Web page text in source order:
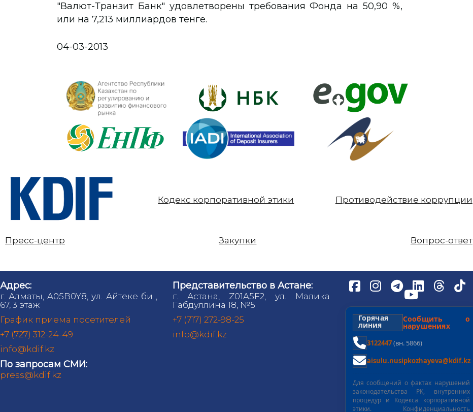
"Валют-Транзит Банк" удовлетворены требования Фонда на 50,90 %,
или на 7,213 миллиардов тенге.
04-03-2013
Кодекс корпоративной этики Противодействие коррупции
Пресс-центр Закупки Вопрос-ответ
Адрес:
г. Алматы, A05B0Y8, ул. Айтеке би ,
67, 3 этаж
График приема посетителей
+7 (727) 312-24-49
info@kdif.kz
По запросам СМИ:
press@kdif.kz
Представительство в Астане:
г. Астана, Z01A5F2, ул. Малика
Габдуллина 18, №5
+7 (717) 272-98-25
info@kdif.kz
Горячая
линия
Сообщить о
нарушениях
3122447(вн. 5866)
aisulu.nusipkozhayeva@kdif.kz
Для сообщений о фактах нарушений
законодательства РК, внутренних
процедур и Кодекса корпоративной
этики. Конфиденциальность